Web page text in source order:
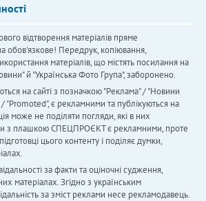
відтворення матеріалів пряме
обов'язкове! Передрук, копіювання,
матеріалів, що містять посилання на
й "Українська Фото Група", заборонено.
на сайті з позначкою "Реклама" / "Новини
"Promoted", є рекламними та публікуються на
може не поділяти погляди, які в них
з плашкою СПЕЦПРОЄКТ є рекламними, проте
цього контенту і поділяє думки,
за факти та оціночні судження,
матеріалах. Згідно з українським
за зміст реклами несе рекламодавець.